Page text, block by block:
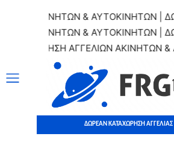
& ΑΥΤΟΚΙΝΗΤΩΝ | ΔΩΡΕΑΝ
& ΑΥΤΟΚΙΝΗΤΩΝ | ΔΩΡΕΑΝ
ΑΓΓΕΛΙΩΝ ΑΚΙΝΗΤΩΝ &
ΔΩΡΕΑΝ ΚΑΤΑΧΩΡΗΣΗ ΑΓΓΕΛΙΑΣ